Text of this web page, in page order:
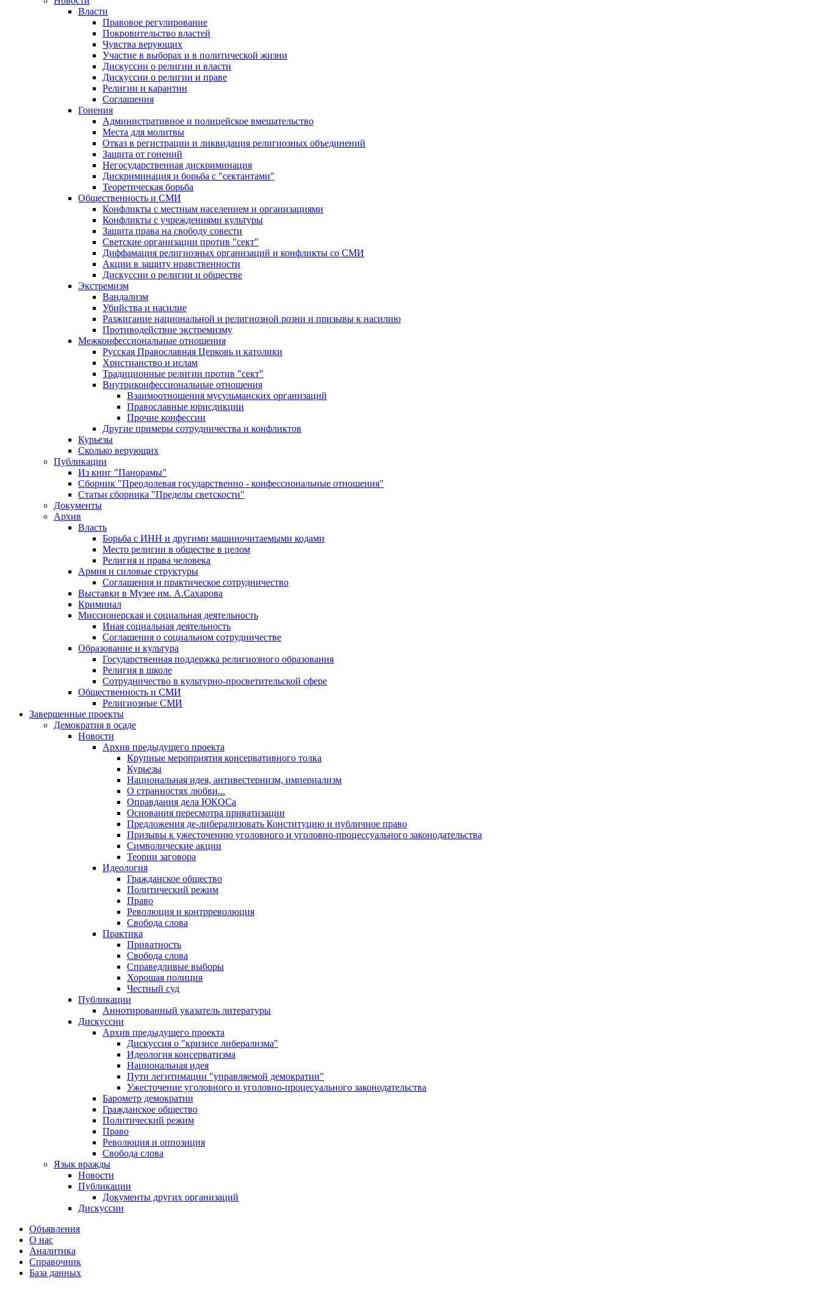
Власти
Правовое регулирование
Покровительство властей
Чувства верующих
Участие в выборах и в политической жизни
Дискуссии о религии и власти
Дискуссии о религии и праве
Религии и карантин
Соглашения
Гонения
Административное и полицейское вмешательство
Места для молитвы
Отказ в регистрации и ликвидация религиозных объединений
Защита от гонений
Негосударственная дискриминация
Дискриминация и борьба с "сектантами"
Теоретическая борьба
Общественность и СМИ
Конфликты с местным населением и организациями
Конфликты с учреждениями культуры
Защита права на свободу совести
Светские организации против "сект"
Диффамация религиозных организаций и конфликты со СМИ
Акции в защиту нравственности
Дискуссии о религии и обществе
Экстремизм
Вандализм
Убийства и насилие
Разжигание национальной и религиозной розни и призывы к насилию
Противодействие экстремизму
Межконфессиональные отношения
Русская Православная Церковь и католики
Христианство и ислам
Традиционные религии против "сект"
Внутриконфессиональные отношения
Взаимоотношения мусульманских организаций
Православные юрисдикции
Прочие конфессии
Другие примеры сотрудничества и конфликтов
Курьезы
Сколько верующих
Публикации
Из книг "Панорамы"
Сборник "Преодолевая государственно - конфессиональные отношения"
Статьи сборника "Пределы светскости"
Документы
Архив
Власть
Борьба с ИНН и другими машиночитаемыми кодами
Место религии в обществе в целом
Религия и права человека
Армия и силовые структуры
Соглашения и практическое сотрудничество
Выставки в Музее им. А.Сахарова
Криминал
Миссионерская и социальная деятельность
Иная социальная деятельность
Соглашения о социальном сотрудничестве
Образование и культура
Государственная поддержка религиозного образования
Религия в школе
Сотрудничество в культурно-просветительской сфере
Общественность и СМИ
Религиозные СМИ
Завершенные проекты
Демократия в осаде
Новости
Архив предыдущего проекта
Крупные мероприятия консервативного толка
Курьезы
Национальная идея, антивестернизм, империализм
О странностях любви...
Оправдания дела ЮКОСа
Основания пересмотра приватизации
Предложения де-либерализовать Конституцию и публичное право
Призывы к ужесточению уголовного и уголовно-процессуального законодательства
Символические акции
Теории заговора
Идеология
Гражданское общество
Политический режим
Право
Революция и контрреволюция
Свобода слова
Практика
Приватность
Свобода слова
Справедливые выборы
Хорошая полиция
Честный суд
Публикации
Аннотированный указатель литературы
Дискуссии
Архив предыдущего проекта
Дискуссия о "кризисе либерализма"
Идеология консерватизма
Национальная идея
Пути легитимации "управляемой демократии"
Ужесточение уголовного и уголовно-процесуального законодательства
Барометр демократии
Гражданское общество
Политический режим
Право
Революция и оппозиция
Свобода слова
Язык вражды
Новости
Публикации
Документы других организаций
Дискуссии
Объявления
О нас
Аналитика
Справочник
База данных